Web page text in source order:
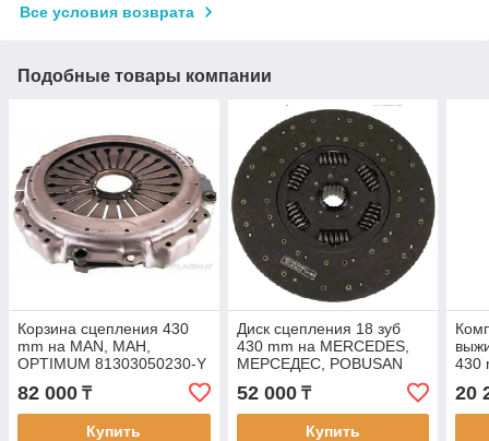
Все условия возврата
Подобные товары компании
Корзина сцепления 430
mm на MAN, МАН,
OPTIMUM 81303050230-Y
82 000 ₸
Купить
Диск сцепления 18 зуб
430 mm на MERCEDES,
МЕРСЕДЕС, POBUSAN
52 000₸
Купить
430
20